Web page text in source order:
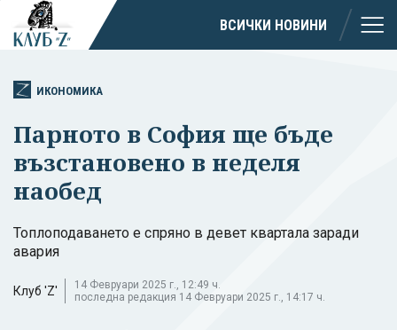
ВСИЧКИ НОВИНИ
ИКОНОМИКА
Парното в София ще бъде
възстановено в неделя
наобед
Топлоподаването е спряно в девет квартала заради
авария
Клуб 'Z'
14 Февруари 2025 г., 12:49 ч.
последна редакция 14 Февруари 2025 г., 14:17 ч.